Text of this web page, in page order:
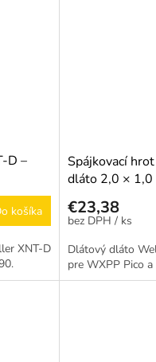
D –
košíka
XNT-D
Spájkovací
dláto 2,0 × 1,0
€23,38
/ ks
Dlátový dláto
pre WXPP Pico